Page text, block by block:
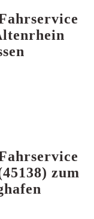
zum